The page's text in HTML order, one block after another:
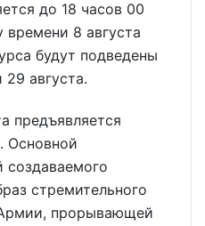
до 18 часов 00
8 августа
будут подведены
августа.
предъявляется
Основной
создаваемого
стремительного
прорывающей